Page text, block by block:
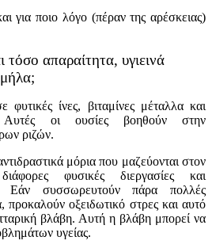
για ποιο λόγο (πέραν της αρέσκειας)
τόσο απαραίτητα, υγιεινά
ίνες, βιταμίνες μέταλλα και
Αυτές οι ουσίες βοηθούν στην
ριζών.
μόρια που μαζεύονται στον
φυσικές διεργασίες και
Εάν συσσωρευτούν πάρα πολλές
προκαλούν οξειδωτικό στρες και αυτό
βλάβη. Αυτή η βλάβη μπορεί να
υγείας.